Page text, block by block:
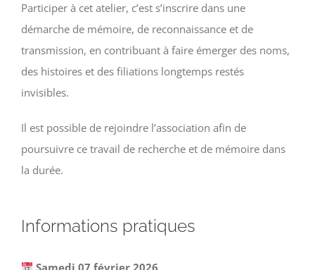
Participer à cet atelier, c’est s’inscrire dans une
démarche de mémoire, de reconnaissance et de
transmission, en contribuant à faire émerger des noms,
des histoires et des filiations longtemps restés
invisibles.
Il est possible de rejoindre l’association afin de
poursuivre ce travail de recherche et de mémoire dans
la durée.
Informations pratiques